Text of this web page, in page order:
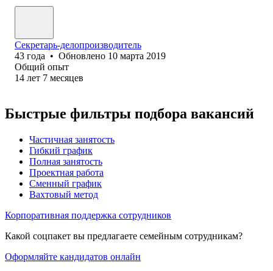
Секретарь-делопроизводитель
43 года • Обновлено 10 марта 2019
Общий опыт
14 лет 7 месяцев
Быстрые фильтры подбора вакансий
Частичная занятость
Гибкий график
Полная занятость
Проектная работа
Сменный график
Вахтовый метод
Корпоративная поддержка сотрудников
Какой соцпакет вы предлагаете семейным сотрудникам?
Оформляйте кандидатов онлайн